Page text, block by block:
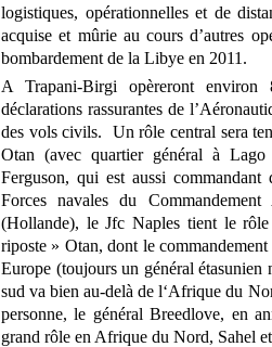
logistiques, opérationnelles et de
acquise et mûrie au cours d’autres
bombardement de la Libye en 2011.
A Trapani-Birgi opèreront
déclarations rassurantes de
des vols civils. Un rôle central sera
Otan (avec quartier général à Lago
Ferguson, qui est aussi commandant
Forces navales du
(Hollande), le Jfc Naples tient le
riposte » Otan, dont le
Europe (toujours un général
sud va bien au-delà de l‘Afrique du
personne, le général Breedlove, en
grand rôle en Afrique du Nord, Sahel